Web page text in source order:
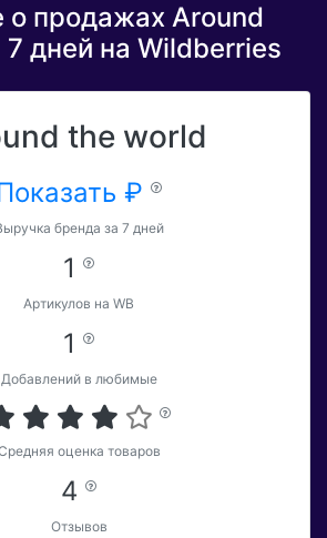
о продажах Around
дней на Wildberries
the world
₽
бренда за 7 дней
1
Артикулов на WB
1
Добавлений в любимые
оценка товаров
4
Отзывов